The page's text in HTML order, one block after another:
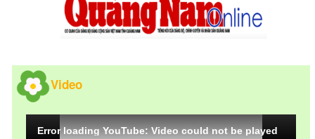
Video
Error loading YouTube: Video could not be played